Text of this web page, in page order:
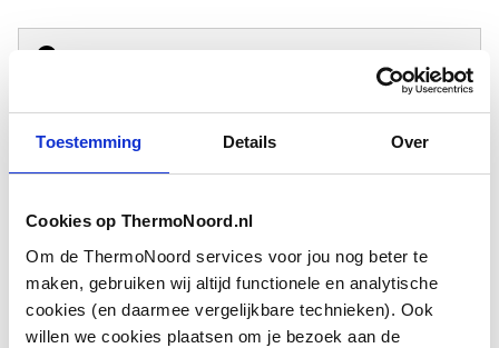
Toestemming Details Over
Cookies op ThermoNoord.nl
Om de ThermoNoord services voor jou nog beter te
maken, gebruiken wij altijd functionele en analytische
cookies (en daarmee vergelijkbare technieken). Ook
willen we cookies plaatsen om je bezoek aan de
Aansluiting 1 Schuifeind
Aansluiting 2 Wartelmoer
Afgedopt Nee
Bochthoek 180